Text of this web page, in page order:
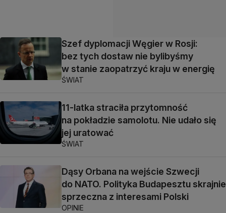
Szef dyplomacji Węgier w Rosji:
bez tych dostaw nie bylibyśmy
w stanie zaopatrzyć kraju w energię
ŚWIAT
11-latka straciła przytomność
na pokładzie samolotu. Nie udało się
jej uratować
ŚWIAT
Dąsy Orbana na wejście Szwecji
do NATO. Polityka Budapesztu skrajnie
sprzeczna z interesami Polski
OPINIE